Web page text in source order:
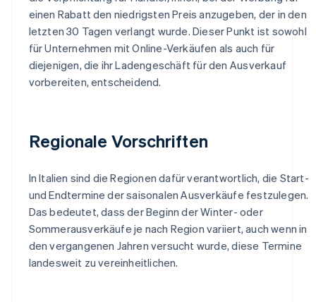
einen Rabatt den niedrigsten Preis anzugeben, der in den
letzten 30 Tagen verlangt wurde. Dieser Punkt ist sowohl
für Unternehmen mit Online-Verkäufen als auch für
diejenigen, die ihr Ladengeschäft für den Ausverkauf
vorbereiten, entscheidend.
Regionale Vorschriften
In Italien sind die Regionen dafür verantwortlich, die Start-
und Endtermine der saisonalen Ausverkäufe festzulegen.
Das bedeutet, dass der Beginn der Winter- oder
Sommerausverkäufe je nach Region variiert, auch wenn in
den vergangenen Jahren versucht wurde, diese Termine
landesweit zu vereinheitlichen.